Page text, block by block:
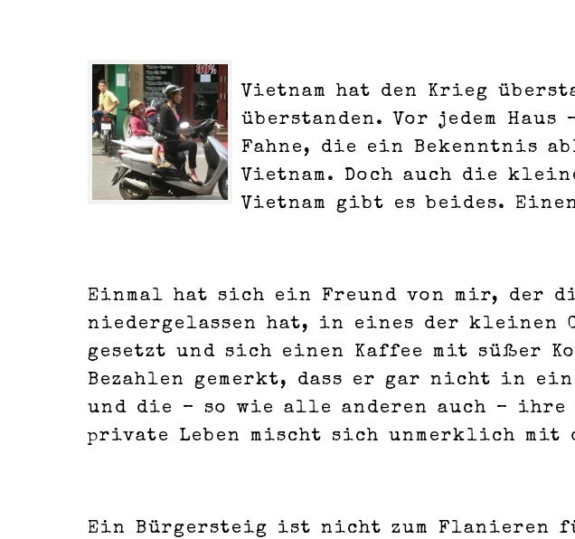
Vietnam hat den Krieg
überstanden. Vor jedem
Fahne, die ein Bekenntnis
Vietnam. Doch auch die
Vietnam gibt es beides.
Einmal hat sich ein Freund von mir, der
niedergelassen hat, in eines der kleinen
gesetzt und sich einen Kaffee mit süßer
Bezahlen gemerkt, dass er gar nicht in
und die – so wie alle anderen auch –
private Leben mischt sich unmerklich mit
Ein Bürgersteig ist nicht zum Flanieren